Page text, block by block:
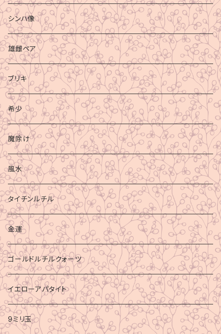
シンハ像
雄雌ペア
ブリキ
希少
魔除け
風水
タイチンルチル
金運
ゴールドルチルクォーツ
イエローアパタイト
9ミリ玉